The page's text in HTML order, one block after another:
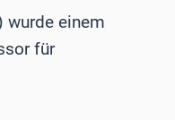
wurde einem
für